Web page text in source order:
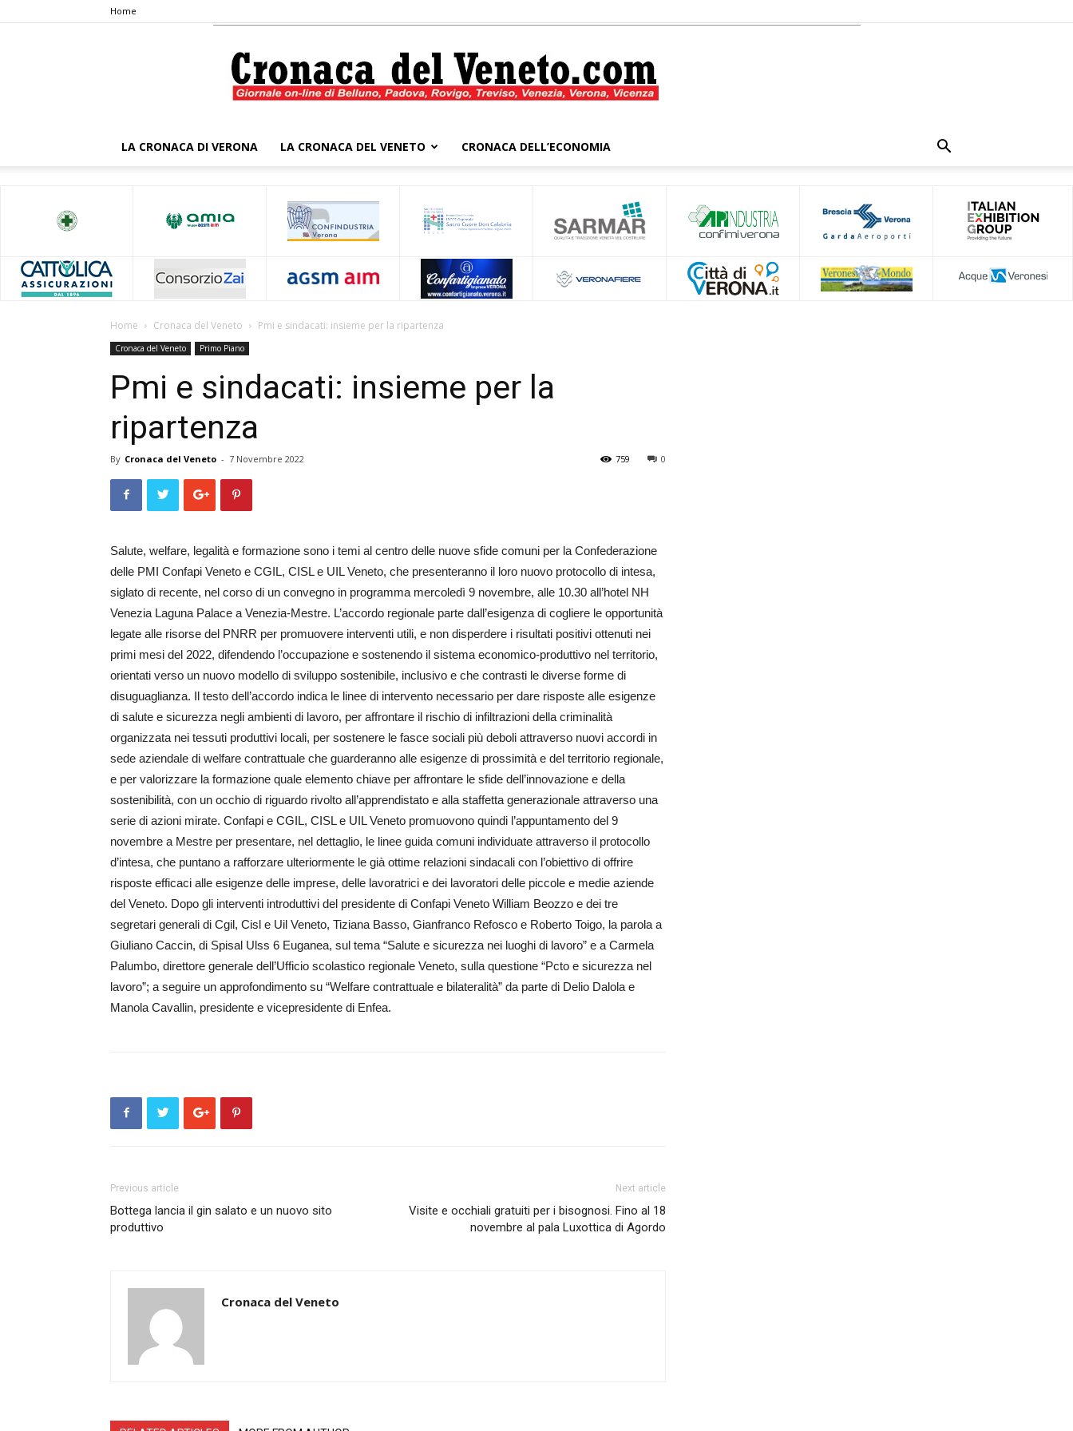
Home
Veneto
LA CRONACA DI VERONA LA CRONACA DEL VENETO CRONACA DELL’ECONOMIA
Home Cronaca del Veneto Pmi e sindacati: insieme per la ripartenza
Cronaca del Veneto Primo Piano
Pmi e sindacati: insieme per la
ripartenza
By Cronaca del Veneto - 7 Novembre 2022 0
759
Salute, welfare, legalità e formazione sono i temi al centro delle nuove sfide comuni per la Confederazione
delle PMI Confapi Veneto e CGIL, CISL e UIL Veneto, che presenteranno il loro nuovo protocollo di intesa,
siglato di recente, nel corso di un convegno in programma mercoledì 9 novembre, alle 10.30 all’hotel NH
Venezia Laguna Palace a Venezia-Mestre. L’accordo regionale parte dall’esigenza di cogliere le opportunità
legate alle risorse del PNRR per promuovere interventi utili, e non disperdere i risultati positivi ottenuti nei
primi mesi del 2022, difendendo l’occupazione e sostenendo il sistema economico-produttivo nel territorio,
orientati verso un nuovo modello di sviluppo sostenibile, inclusivo e che contrasti le diverse forme di
disuguaglianza. Il testo dell’accordo indica le linee di intervento necessario per dare risposte alle esigenze
di salute e sicurezza negli ambienti di lavoro, per affrontare il rischio di infiltrazioni della criminalità
organizzata nei tessuti produttivi locali, per sostenere le fasce sociali più deboli attraverso nuovi accordi in
sede aziendale di welfare contrattuale che guarderanno alle esigenze di prossimità e del territorio regionale,
e per valorizzare la formazione quale elemento chiave per affrontare le sfide dell’innovazione e della
sostenibilità, con un occhio di riguardo rivolto all’apprendistato e alla staffetta generazionale attraverso una
serie di azioni mirate. Confapi e CGIL, CISL e UIL Veneto promuovono quindi l’appuntamento del 9
novembre a Mestre per presentare, nel dettaglio, le linee guida comuni individuate attraverso il protocollo
d’intesa, che puntano a rafforzare ulteriormente le già ottime relazioni sindacali con l’obiettivo di offrire
risposte efficaci alle esigenze delle imprese, delle lavoratrici e dei lavoratori delle piccole e medie aziende
del Veneto. Dopo gli interventi introduttivi del presidente di Confapi Veneto William Beozzo e dei tre
segretari generali di Cgil, Cisl e Uil Veneto, Tiziana Basso, Gianfranco Refosco e Roberto Toigo, la parola a
Giuliano Caccin, di Spisal Ulss 6 Euganea, sul tema “Salute e sicurezza nei luoghi di lavoro” e a Carmela
Palumbo, direttore generale dell’Ufficio scolastico regionale Veneto, sulla questione “Pcto e sicurezza nel
lavoro”; a seguire un approfondimento su “Welfare contrattuale e bilateralità” da parte di Delio Dalola e
Manola Cavallin, presidente e vicepresidente di Enfea.
Previous article
Bottega lancia il gin salato e un nuovo sito
produttivo
Next article
Visite e occhiali gratuiti per i bisognosi. Fino al 18
novembre al pala Luxottica di Agordo
Cronaca del Veneto